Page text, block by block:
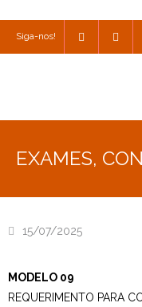
Siga-nos!
Consulta
EXAMES,
15/07/2025
MODELO 09
REQUERIMENTO PARA